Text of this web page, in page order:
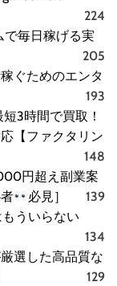
224
で毎日稼げる実
205
ぐためのエンタ
193
3時間で買取！
【ファクタリン
148
円超え副業案
必見］
139
ういらない
134
選した高品質な
129